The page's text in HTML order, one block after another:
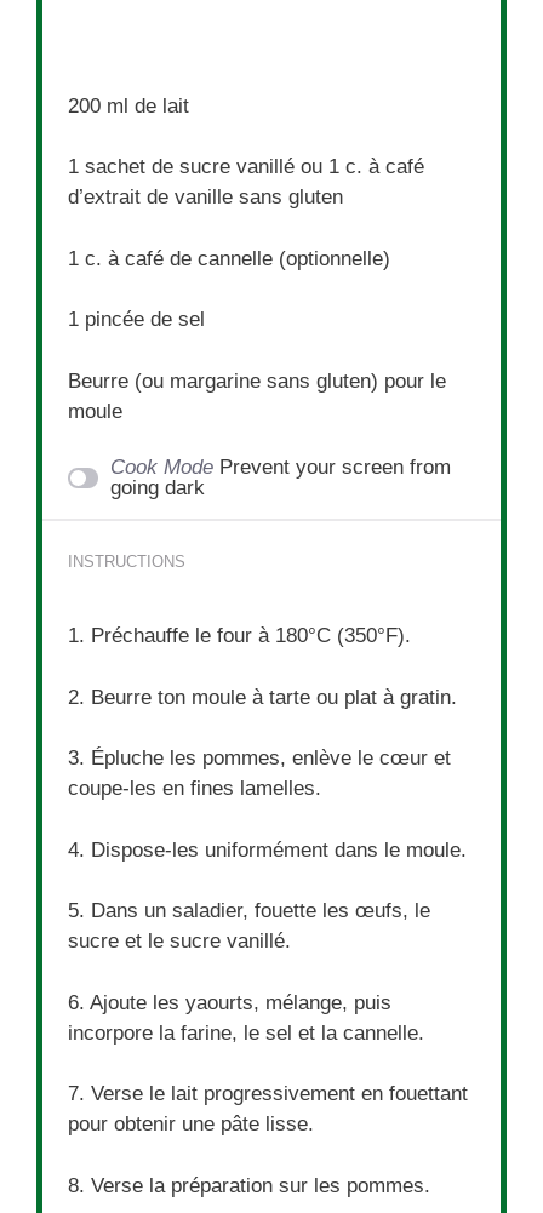
200 ml de lait
1 sachet de sucre vanillé ou 1 c. à café
d’extrait de vanille sans gluten
1 c. à café de cannelle (optionnelle)
1 pincée de sel
Beurre (ou margarine sans gluten) pour le
moule
Cook Mode Prevent your screen from
going dark
INSTRUCTIONS
1. Préchauffe le four à 180°C (350°F).
2. Beurre ton moule à tarte ou plat à gratin.
3. Épluche les pommes, enlève le cœur et
coupe-les en fines lamelles.
4. Dispose-les uniformément dans le moule.
5. Dans un saladier, fouette les œufs, le
sucre et le sucre vanillé.
6. Ajoute les yaourts, mélange, puis
incorpore la farine, le sel et la cannelle.
7. Verse le lait progressivement en fouettant
pour obtenir une pâte lisse.
8. Verse la préparation sur les pommes.